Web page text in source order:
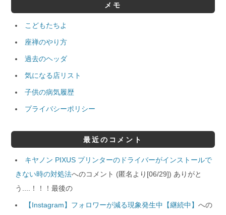
メモ
こどもたちよ
座禅のやり方
過去のヘッダ
気になる店リスト
子供の病気履歴
プライバシーポリシー
最近のコメント
キヤノン PIXUS プリンターのドライバーがインストールで
きない時の対処法へのコメント (匿名より[06/29]) ありがと
う....！！！最後の
【Instagram】フォロワーが減る現象発生中【継続中】への